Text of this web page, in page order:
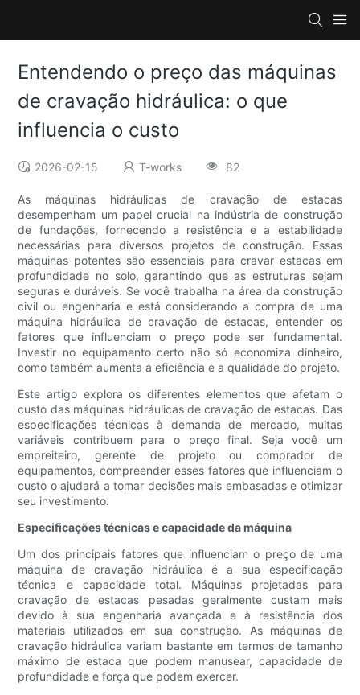
Entendendo o preço das máquinas
de cravação hidráulica: o que
influencia o custo
2026-02-15 T-works 82
As máquinas hidráulicas de cravação de estacas
desempenham um papel crucial na indústria de construção
de fundações, fornecendo a resistência e a estabilidade
necessárias para diversos projetos de construção. Essas
máquinas potentes são essenciais para cravar estacas em
profundidade no solo, garantindo que as estruturas sejam
seguras e duráveis. Se você trabalha na área da construção
civil ou engenharia e está considerando a compra de uma
máquina hidráulica de cravação de estacas, entender os
fatores que influenciam o preço pode ser fundamental.
Investir no equipamento certo não só economiza dinheiro,
como também aumenta a eficiência e a qualidade do projeto.
Este artigo explora os diferentes elementos que afetam o
custo das máquinas hidráulicas de cravação de estacas. Das
especificações técnicas à demanda de mercado, muitas
variáveis ​​contribuem para o preço final. Seja você um
empreiteiro, gerente de projeto ou comprador de
equipamentos, compreender esses fatores que influenciam o
custo o ajudará a tomar decisões mais embasadas e otimizar
seu investimento.
Especificações técnicas e capacidade da máquina
Um dos principais fatores que influenciam o preço de uma
máquina de cravação hidráulica é a sua especificação
técnica e capacidade total. Máquinas projetadas para
cravação de estacas pesadas geralmente custam mais
devido à sua engenharia avançada e à resistência dos
materiais utilizados em sua construção. As máquinas de
cravação hidráulica variam bastante em termos de tamanho
máximo de estaca que podem manusear, capacidade de
profundidade e força que podem exercer.